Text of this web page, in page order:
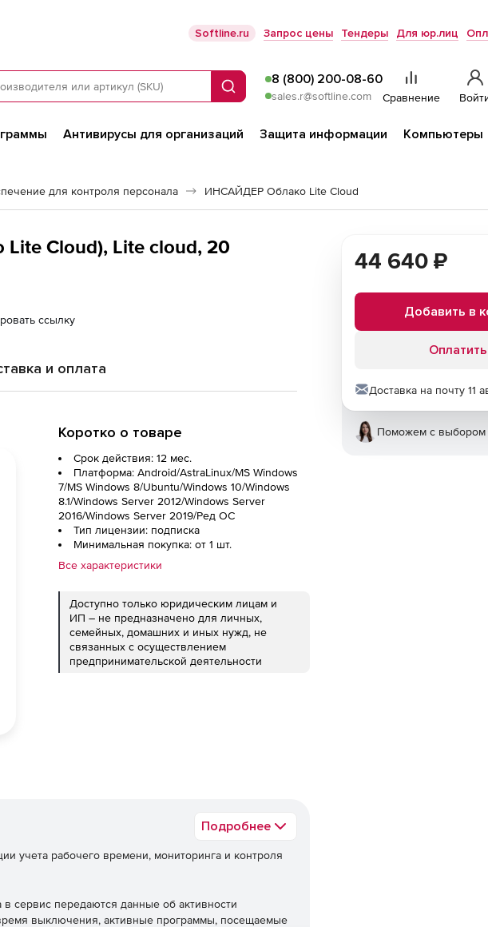
Softline.ru Запрос цены Тендеры Для юр.лиц
Поиск
8 (800) 200-08-60
sales.r@softline.com Сравнение
Антивирусы для организаций Защита информации Компьютеры
для контроля персонала ИНСАЙДЕР Облако Lite Cloud
Cloud), Lite cloud, 20
ссылку
и оплата
Коротко о товаре
Срок действия: 12 мес.
Платформа: Android/AstraLinux/MS Windows
7/MS Windows 8/Ubuntu/Windows 10/Windows
8.1/Windows Server 2012/Windows Server
2016/Windows Server 2019/Ред ОС
Тип лицензии: подписка
Минимальная покупка: от 1 шт.
Все характеристики
Доступно только юридическим лицам и
ИП – не предназначено для личных,
семейных, домашних и иных нужд, не
связанных с осуществлением
предпринимательской деятельности
Подробнее
учета рабочего времени, мониторинга и контроля
сервис передаются данные об активности
выключения, активные программы, посещаемые
44 640 ₽
Добавить в
Доставка на почту 11
Поможем с выбором